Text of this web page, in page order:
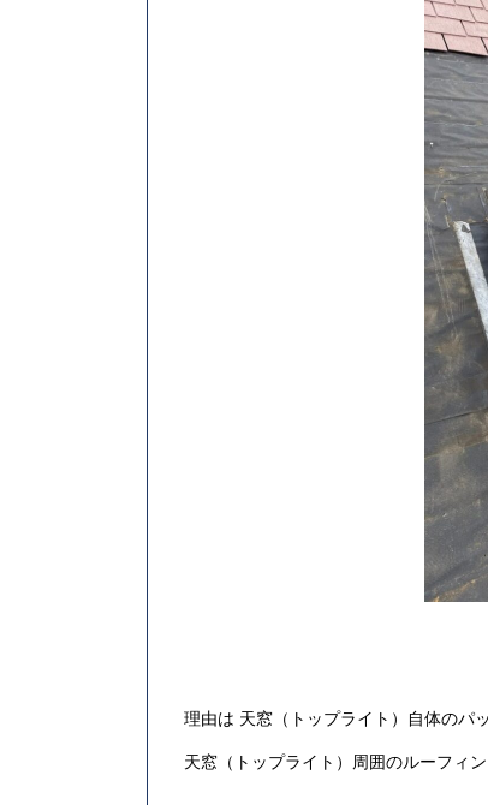
理由は 天窓（トップライト）自体のパ
天窓（トップライト）周囲のルーフィ